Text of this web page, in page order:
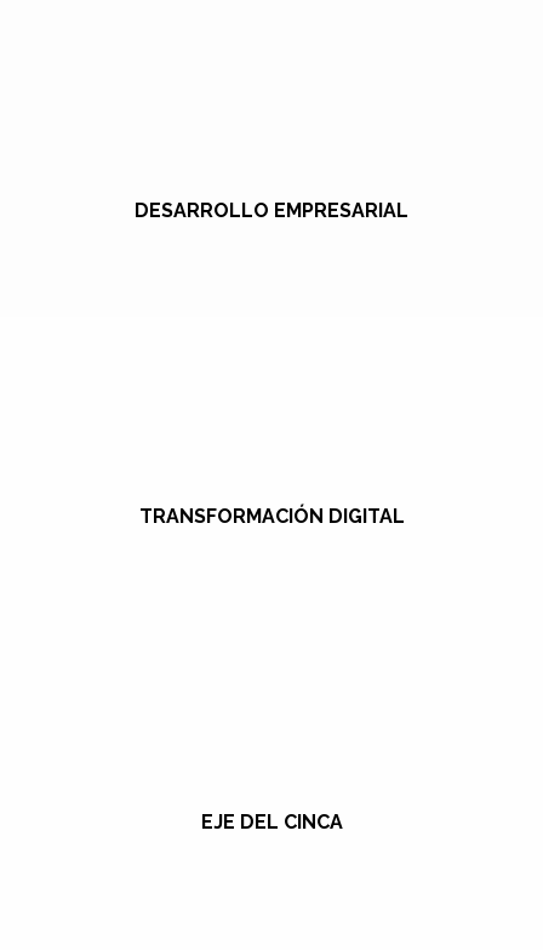
DESARROLLO EMPRESARIAL
TRANSFORMACIÓN DIGITAL
EJE DEL CINCA